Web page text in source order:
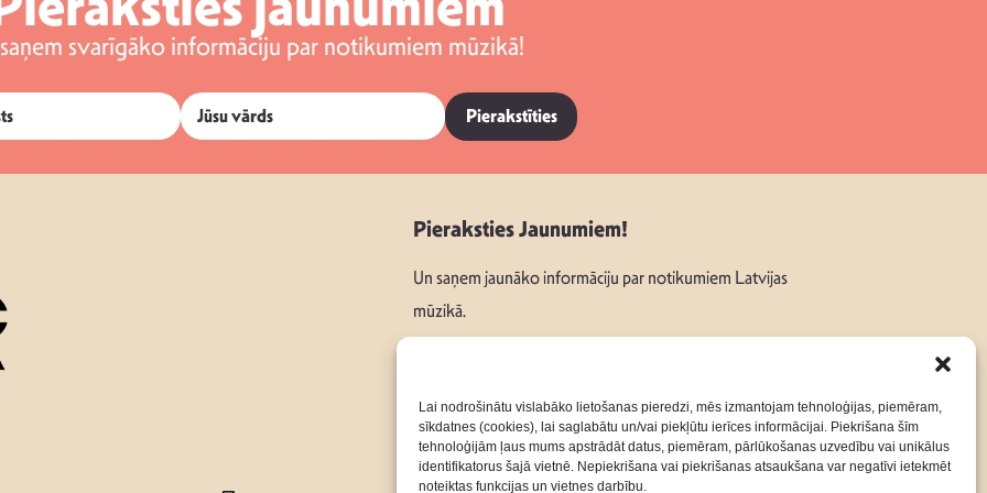
Lai nodrošinātu vislabāko lietošanas pieredzi, mēs izmantojam tehnoloģijas, piemēram,
sīkdatnes (cookies), lai saglabātu un/vai piekļūtu ierīces informācijai. Piekrišana šīm
tehnoloģijām ļaus mums apstrādāt datus, piemēram, pārlūkošanas uzvedību vai unikālus
identifikatorus šajā vietnē. Nepiekrišana vai piekrišanas atsaukšana var negatīvi ietekmēt
noteiktas funkcijas un vietnes darbību.
svarīgāko informāciju par notikumiem mūzikā!
Pierakstīties
Pieraksties Jaunumiem!
Un saņem jaunāko informāciju par notikumiem Latvijas
mūzikā.
Seko mums: